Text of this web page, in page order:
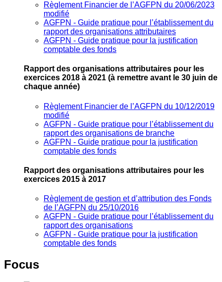
Règlement Financier de l’AGFPN du 20/06/2023
modifié
AGFPN ‐ Guide pratique pour l’établissement du
rapport des organisations attributaires
AGFPN ‐ Guide pratique pour la justification
comptable des fonds
Rapport des organisations attributaires pour les
exercices 2018 à 2021 (à remettre avant le 30 juin de
chaque année)
Règlement Financier de l’AGFPN du 10/12/2019
modifié
AGFPN ‐ Guide pratique pour l’établissement du
rapport des organisations de branche
AGFPN ‐ Guide pratique pour la justification
comptable des fonds
Rapport des organisations attributaires pour les
exercices 2015 à 2017
Règlement de gestion et d’attribution des Fonds
de l’AGFPN du 25/10/2016
AGFPN ‐ Guide pratique pour l’établissement du
rapport des organisations
AGFPN ‐ Guide pratique pour la justification
comptable des fonds
Focus